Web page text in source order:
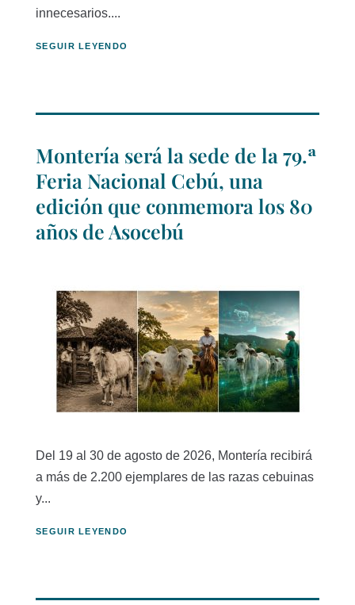
innecesarios....
SEGUIR LEYENDO
Montería será la sede de la 79.ª
Feria Nacional Cebú, una
edición que conmemora los 80
años de Asocebú
Del 19 al 30 de agosto de 2026, Montería recibirá
a más de 2.200 ejemplares de las razas cebuinas
y...
SEGUIR LEYENDO